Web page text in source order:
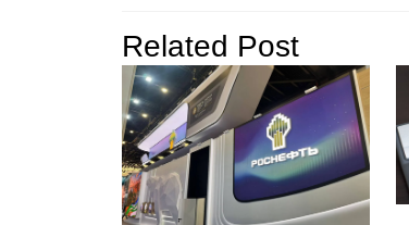
записям
запись:
Related Post